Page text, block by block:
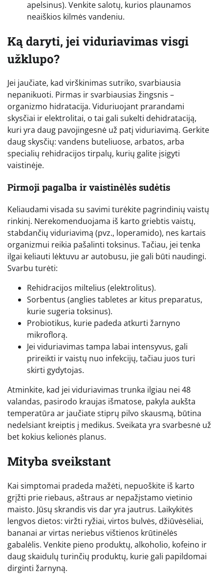
apelsinus). Venkite salotų, kurios plaunamos
neaiškios kilmės vandeniu.
Ką daryti, jei viduriavimas visgi
užklupo?
Jei jaučiate, kad virškinimas sutriko, svarbiausia
nepanikuoti. Pirmas ir svarbiausias žingsnis –
organizmo hidratacija. Viduriuojant prarandami
skysčiai ir elektrolitai, o tai gali sukelti dehidrataciją,
kuri yra daug pavojingesnė už patį viduriavimą. Gerkite
daug skysčių: vandens buteliuose, arbatos, arba
specialių rehidracijos tirpalų, kurių galite įsigyti
vaistinėje.
Pirmoji pagalba ir vaistinėlės sudėtis
Keliaudami visada su savimi turėkite pagrindinių vaistų
rinkinį. Nerekomenduojama iš karto griebtis vaistų,
stabdančių viduriavimą (pvz., loperamido), nes kartais
organizmui reikia pašalinti toksinus. Tačiau, jei tenka
ilgai keliauti lėktuvu ar autobusu, jie gali būti naudingi.
Svarbu turėti:
Rehidracijos miltelius (elektrolitus).
Sorbentus (anglies tabletes ar kitus preparatus,
kurie sugeria toksinus).
Probiotikus, kurie padeda atkurti žarnyno
mikroflorą.
Jei viduriavimas tampa labai intensyvus, gali
prireikti ir vaistų nuo infekcijų, tačiau juos turi
skirti gydytojas.
Atminkite, kad jei viduriavimas trunka ilgiau nei 48
valandas, pasirodo kraujas išmatose, pakyla aukšta
temperatūra ar jaučiate stiprų pilvo skausmą, būtina
nedelsiant kreiptis į medikus. Sveikata yra svarbesnė už
bet kokius kelionės planus.
Mityba sveikstant
Kai simptomai pradeda mažėti, nepuoškite iš karto
grįžti prie riebaus, aštraus ar nepažįstamo vietinio
maisto. Jūsų skrandis vis dar yra jautrus. Laikykitės
lengvos dietos: viržti ryžiai, virtos bulvės, džiūvėsėliai,
bananai ar virtas neriebus vištienos krūtinėlės
gabalėlis. Venkite pieno produktų, alkoholio, kofeino ir
daug skaidulų turinčių produktų, kurie gali papildomai
dirginti žarnyną.